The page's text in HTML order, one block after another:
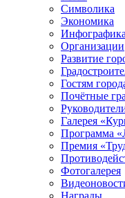
Символика
Экономика
Инфографика
Организации
Развитие
Гостям
Почётные
Галерея
Программа
Премия
Фотогалерея
Награды